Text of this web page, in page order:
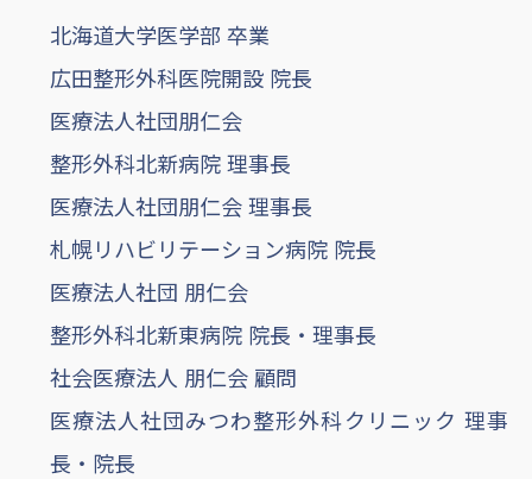
北海道大学医学部 卒業
広田整形外科医院開設 院長
医療法人社団朋仁会
整形外科北新病院 理事長
医療法人社団朋仁会 理事長
札幌リハビリテーション病院 院長
医療法人社団 朋仁会
整形外科北新東病院 院長・理事長
社会医療法人 朋仁会 顧問
医療法人社団みつわ整形外科クリニック 理事
長・院長